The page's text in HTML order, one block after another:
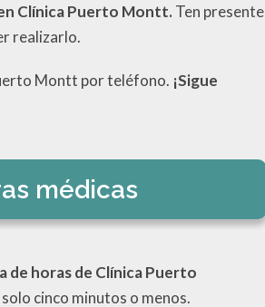
Clínica Puerto Montt. Ten presente
realizarlo.
Montt por teléfono. ¡Sigue
médicas
horas de Clínica Puerto
cinco minutos o menos.